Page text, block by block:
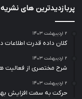
پربازدیدترین های نشریه
۲ اردیبهشت ۱۴۰۳
کلان داده قدرت اطلاعات
۲ اردیبهشت ۱۴۰۳
شرح مختصری از فعالیت
۲ اردیبهشت ۱۴۰۳
حرکت به سمت افزایش